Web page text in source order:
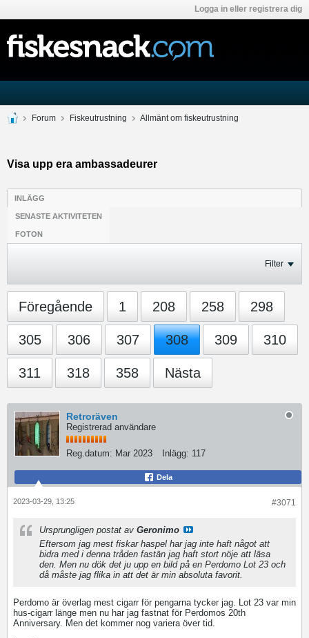
Logga in eller registrera dig
Forum Fiskeutrustning Allmänt om fiskeutrustning
Visa upp era ambassadeurer
INLÄGG
SENASTE AKTIVITETEN
FOTON
Filter
Föregående 1 208 258 298
305 306 307 308 309 310
311 318 358 Nästa
Retroräven
Registrerad användare
Reg.datum: Mar 2023 Inlägg: 117
Dela
#3071
2023-03-29, 13:25
Ursprungligen postat av Geronimo
Eftersom jag mest fiskar haspel har jag inte haft något att
bidra med i denna tråden fastän jag haft stort nöje att läsa
den. Men nu dök det ju upp en bild på en Perdomo Lot 23 och
då måste jag flika in att det är min absoluta favorit.
Perdomo är överlag mest cigarr för pengarna tycker jag. Lot 23 var min
hus-cigarr länge men nu har jag fastnat för Perdomos 20th
Anniversary. Men det kommer nog variera över tid.